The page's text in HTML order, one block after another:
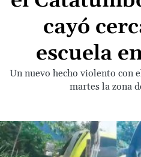
cayó
escuela
Un nuevo hecho violento con
martes la zona